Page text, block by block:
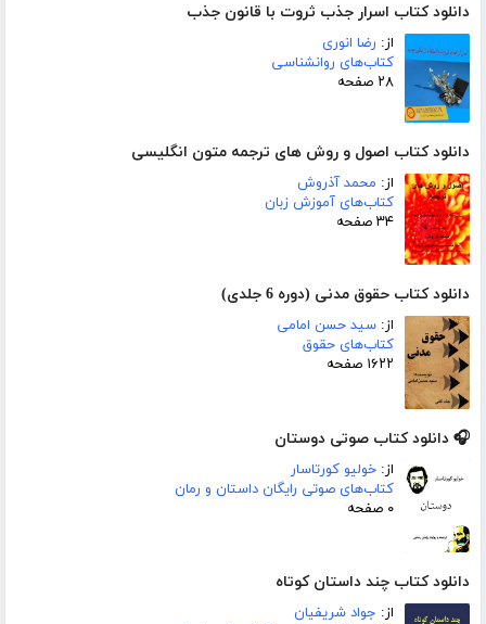
دانلود کتاب اسرار جذب ثروت با قانون جذب
از: رضا انوری
کتاب‌های روانشناسی
۲۸ صفحه
دانلود کتاب اصول و روش های ترجمه متون انگلیسی
از: محمد آذروش
کتاب‌های آموزش زبان
۳۴ صفحه
دانلود کتاب حقوق مدنی (دوره 6 جلدی)
از: سید حسن امامی
کتاب‌های حقوق
۱۶۲۲ صفحه
🎧 دانلود کتاب صوتی دوستان
از: خولیو کورتاسار
کتاب‌های صوتی رایگان داستان و رمان
۰ صفحه
دانلود کتاب چند داستان کوتاه
از: جواد شریفیان